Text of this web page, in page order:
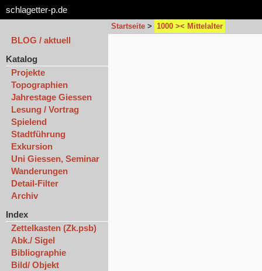
schlagetter-p.de
Startseite > 1000 >< Mittelalter
BLOG / aktuell
Katalog
Projekte
Topographien
Jahrestage Giessen
Lesung / Vortrag
Spielend
Stadtführung
Exkursion
Uni Giessen, Seminar
Wanderungen
Detail-Filter
Archiv
Index
Zettelkasten (Zk.psb)
Abk./ Sigel
Bibliographie
Bild/ Objekt